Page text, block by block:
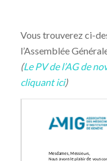
Vous trouverez ci-
l’Assemblée
(Le PV de l’AG de
cliquant ici)